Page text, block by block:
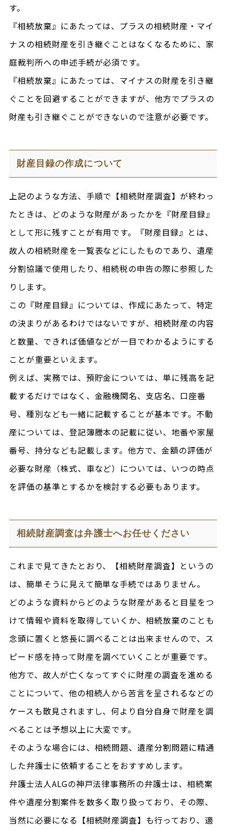
す。
『相続放棄』にあたっては、プラスの相続財産・マイ
ナスの相続財産を引き継ぐことはなくなるために、家
庭裁判所への申述手続が必須です。
『相続放棄』にあたっては、マイナスの財産を引き継
ぐことを回避することができますが、他方でプラスの
財産も引き継ぐことができないので注意が必要です。
財産目録の作成について
上記のような方法、手順で【相続財産調査】が終わっ
たときは、どのような財産があったかを『財産目録』
として形に残すことが有用です。『財産目録』とは、
故人の相続財産を一覧表などにしたものであり、遺産
分割協議で使用したり、相続税の申告の際に参照した
りします。
この『財産目録』については、作成にあたって、特定
の決まりがあるわけではないですが、相続財産の内容
と数量、できれば価値などが一目でわかるようにする
ことが重要といえます。
例えば、実務では、預貯金については、単に残高を記
載するだけではなく、金融機関名、支店名、口座番
号、種別なども一緒に記載することが基本です。不動
産については、登記簿謄本の記載に従い、地番や家屋
番号、持分なども記載します。他方で、金額の評価が
必要な財産（株式、車など）については、いつの時点
を評価の基準とするかを検討する必要もあります。
相続財産調査は弁護士へお任せください
これまで見てきたとおり、【相続財産調査】というの
は、簡単そうに見えて簡単な手続ではありません。
どのような資料からどのような財産があると目星をつ
けて情報や資料を取得していくか、相続放棄のことも
念頭に置くと悠長に調べることは出来ませんので、ス
ピード感を持って財産を調べていくことが重要です。
他方で、故人が亡くなってすぐに財産の調査を進める
ことについて、他の相続人から苦言を呈されるなどの
ケースも散見されますし、何より自分自身で財産を調
べることは予想以上に大変です。
そのような場合には、相続問題、遺産分割問題に精通
した弁護士に依頼することをおすすめします。
弁護士法人ALGの神戸法律事務所の弁護士は、相続案
件や遺産分割案件を数多く取り扱っており、その際、
当然に必要になる【相続財産調査】も行っており、適